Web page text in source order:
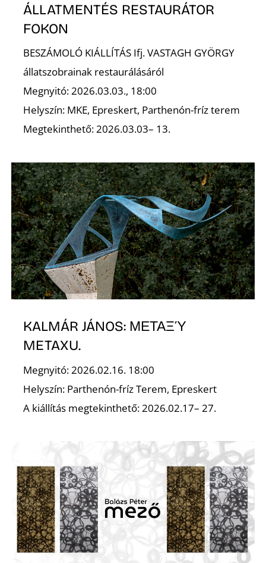
ÁLLATMENTÉS RESTAURÁTOR
FOKON
BESZÁMOLÓ KIÁLLÍTÁS Ifj. VASTAGH GYÖRGY
állatszobrainak restaurálásáról
Megnyitó: 2026.03.03., 18:00
Helyszín: MKE, Epreskert, Parthenón-fríz terem
Megtekinthető: 2026.03.03– 13.
KALMÁR JÁNOS: ΜΕΤΑΞΎ
METAXU.
Megnyitó: 2026.02.16. 18:00
Helyszín: Parthenón-fríz Terem, Epreskert
A kiállítás megtekinthető: 2026.02.17– 27.